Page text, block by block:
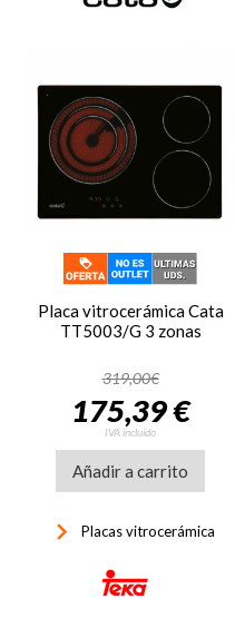
Placa vitrocerámica Cata
TT5003/G 3 zonas
319,00€
175,39 €
IVA incluido
Añadir a carrito
keyboard_arrow_right Placas vitrocerámica